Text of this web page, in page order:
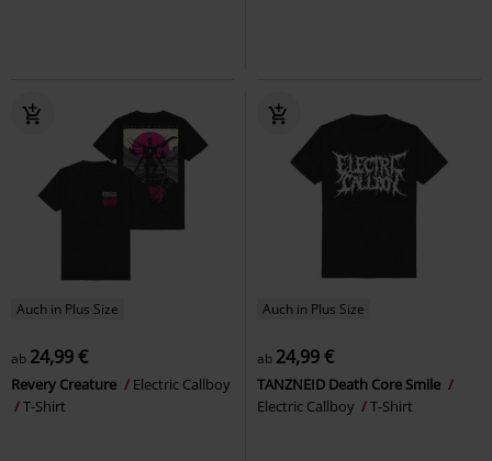
Auch in Plus Size
ab 24,99 €
Revery Creature
Electric Callboy
T-Shirt
Auch in Plus Size
ab 24,99 €
TANZNEID Death Core Smile
Electric Callboy
T-Shirt